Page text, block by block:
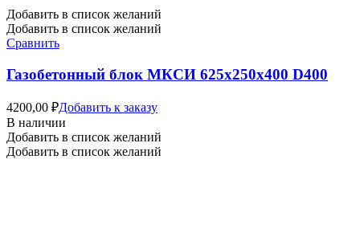
Добавить в список желаний
Добавить в список желаний
Сравнить
Газобетонный блок МКСИ 625х250х400 D400
4200,00 ₽Добавить к заказу
В наличии
Добавить в список желаний
Добавить в список желаний